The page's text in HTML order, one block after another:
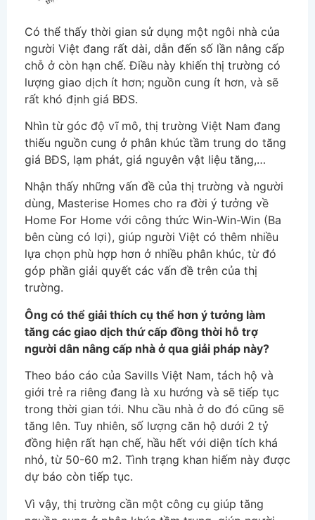
Có thể thấy thời gian sử dụng một ngôi nhà của
người Việt đang rất dài, dẫn đến số lần nâng cấp
chỗ ở còn hạn chế. Điều này khiến thị trường có
lượng giao dịch ít hơn; nguồn cung ít hơn, và sẽ
rất khó định giá BĐS.
Nhìn từ góc độ vĩ mô, thị trường Việt Nam đang
thiếu nguồn cung ở phân khúc tầm trung do tăng
giá BĐS, lạm phát, giá nguyên vật liệu tăng,…
Nhận thấy những vấn đề của thị trường và người
dùng, Masterise Homes cho ra đời ý tưởng về
Home For Home với công thức Win-Win-Win (Ba
bên cùng có lợi), giúp người Việt có thêm nhiều
lựa chọn phù hợp hơn ở nhiều phân khúc, từ đó
góp phần giải quyết các vấn đề trên của thị
trường.
Ông có thể giải thích cụ thể hơn ý tưởng làm
tăng các giao dịch thứ cấp đồng thời hỗ trợ
người dân nâng cấp nhà ở qua giải pháp này?
Theo báo cáo của Savills Việt Nam, tách hộ và
giới trẻ ra riêng đang là xu hướng và sẽ tiếp tục
trong thời gian tới. Nhu cầu nhà ở do đó cũng sẽ
tăng lên. Tuy nhiên, số lượng căn hộ dưới 2 tỷ
đồng hiện rất hạn chế, hầu hết với diện tích khá
nhỏ, từ 50-60 m2. Tình trạng khan hiếm này được
dự báo còn tiếp tục.
Vì vậy, thị trường cần một công cụ giúp tăng